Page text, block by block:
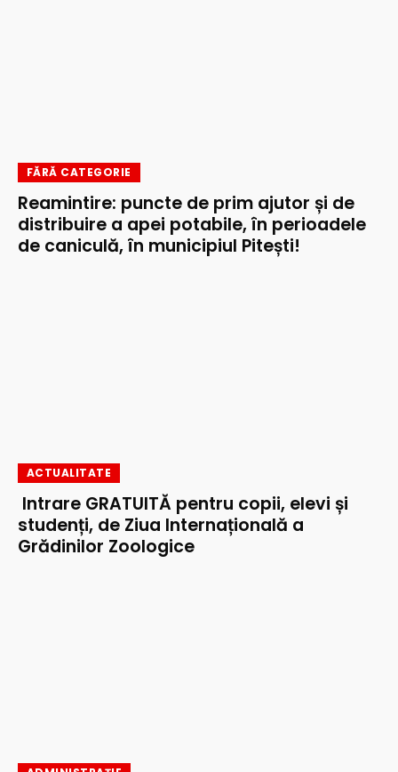
FĂRĂ CATEGORIE
Reamintire: puncte de prim ajutor și de
distribuire a apei potabile, în perioadele
de caniculă, în municipiul Pitești!
ACTUALITATE
Intrare GRATUITĂ pentru copii, elevi și
studenți, de Ziua Internațională a
Grădinilor Zoologice